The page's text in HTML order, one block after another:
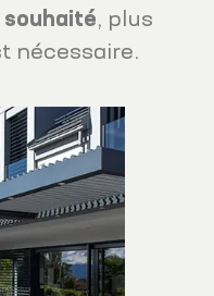
souhaité, plus
nécessaire.